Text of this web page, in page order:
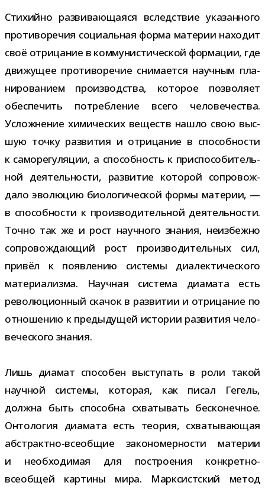
Стихийно раз­ви­ва­ю­ща­яся вслед­ствие ука­зан­ного
про­ти­во­ре­чия соци­аль­ная форма мате­рии нахо­дит
своё отри­ца­ние в ком­му­ни­сти­че­ской фор­ма­ции, где
дви­жу­щее про­ти­во­ре­чие сни­ма­ется науч­ным пла­
ни­ро­ва­нием про­из­вод­ства, кото­рое поз­во­ляет
обес­пе­чить потреб­ле­ние всего чело­ве­че­ства.
Усложнение хими­че­ских веществ нашло свою выс­
шую точку раз­ви­тия и отри­ца­ние в спо­соб­но­сти
к само­ре­гу­ля­ции, а спо­соб­ность к при­спо­со­би­тель­
ной дея­тель­но­сти, раз­ви­тие кото­рой сопро­вож­
дало эво­лю­цию био­ло­ги­че­ской формы мате­рии, —
в спо­соб­но­сти к про­из­во­ди­тель­ной дея­тель­но­сти.
Точно так же и рост науч­ного зна­ния, неиз­бежно
сопро­вож­да­ю­щий рост про­из­во­ди­тель­ных сил,
при­вёл к появ­ле­нию системы диа­лек­ти­че­ского
мате­ри­а­лизма. Научная система диа­мата есть
рево­лю­ци­он­ный ска­чок в раз­ви­тии и отри­ца­ние по
отно­ше­нию к преды­ду­щей исто­рии раз­ви­тия чело­
ве­че­ского знания.
Лишь диа­мат спо­со­бен высту­пать в роли такой
науч­ной системы, кото­рая, как писал Гегель,
должна быть спо­собна схва­ты­вать бес­ко­неч­ное.
Онтология диа­мата есть тео­рия, схва­ты­ва­ю­щая
абстрактно-​всеобщие зако­но­мер­но­сти мате­рии
и необ­хо­ди­мая для постро­е­ния конкретно-​
всеобщей кар­тины мира. Марксистский метод